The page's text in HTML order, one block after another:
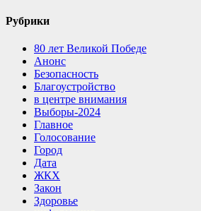
Рубрики
80 лет Великой Победе
Анонс
Безопасность
Благоустройство
в центре внимания
Выборы-2024
Главное
Голосование
Город
Дата
ЖКХ
Закон
Здоровье